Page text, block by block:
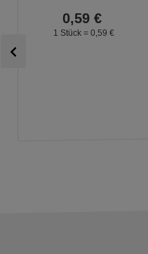
0,59 €
1 Stück = 0, 59 €